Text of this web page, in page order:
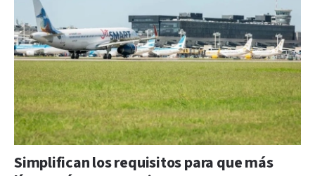
Simplifican los requisitos para que más